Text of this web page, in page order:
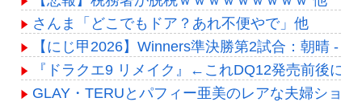
さんま「どこでもドア？あれ不便やで」他
【にじ甲2026】Winners準決勝第2試合：朝晴 -
『ドラクエ9 リメイク』←これDQ12発売前後に
GLAY・TERUとパフィー亜美のレアな夫婦ショッ